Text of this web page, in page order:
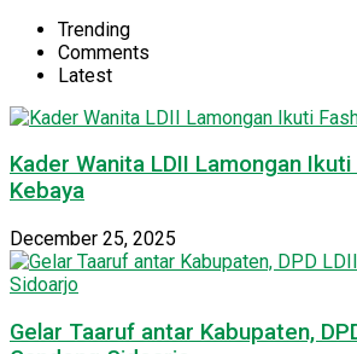
Trending
Comments
Latest
Kader Wanita LDII Lamongan
Kebaya
December 25, 2025
Gelar Taaruf antar Kabupaten,